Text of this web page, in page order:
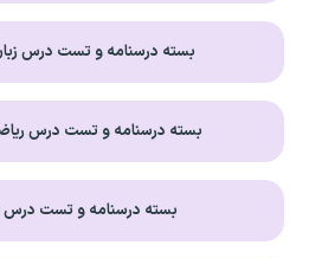
بسته درسنامه و تست درس
بسته درسنامه و تست درس
بسته درسنامه و تست درس